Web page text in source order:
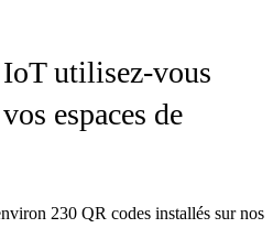
utilisez-vous
espaces de
230 QR codes installés sur nos